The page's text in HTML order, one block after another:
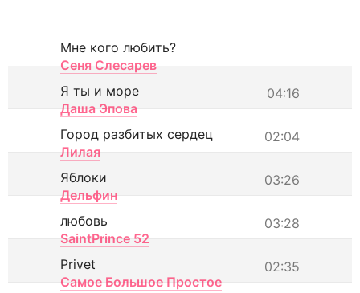
Мне кого любить?
Сеня Слесарев
04:16
Я ты и море
Даша Эпова
02:04
Город разбитых сердец
Лилая
03:26
Яблоки
Дельфин
03:28
любовь
SaintPrince 52
02:35
Privet
Самое Большое Простое